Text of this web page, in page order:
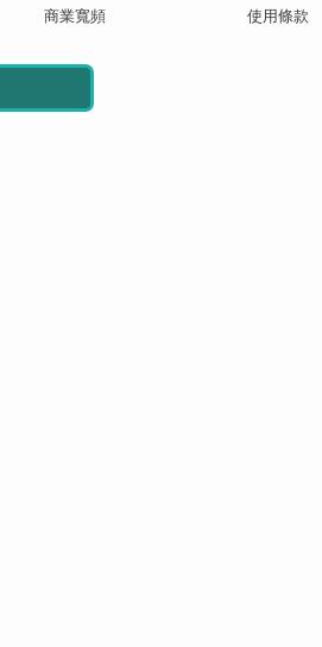
商業寬頻 使用條款